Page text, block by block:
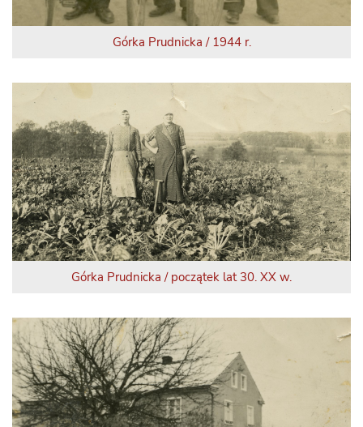
Górka Prudnicka / 1944 r.
Górka Prudnicka / początek lat 30. XX w.